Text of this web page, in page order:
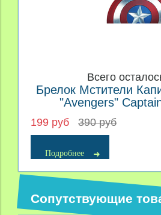
Всего
Брелок Мстители
"Avengers"
199 руб 390 руб
Подробнее
Сопутствующие